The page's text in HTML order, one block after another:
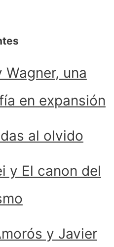
Wagner, una
en expansión
al olvido
y El canon del
y Javier